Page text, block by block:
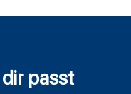
passt